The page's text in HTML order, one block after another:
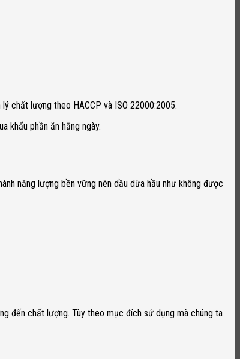
chất lượng theo HACCP và ISO 22000:2005.
khẩu phần ăn hằng ngày.
năng lượng bền vững nên dầu dừa hầu như không được
đến chất lượng. Tùy theo mục đích sử dụng mà chúng ta